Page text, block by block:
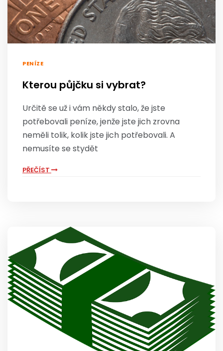
PENÍZE
Kterou půjčku si vybrat?
Určitě se už i vám někdy stalo, že jste
potřebovali peníze, jenže jste jich zrovna
neměli tolik, kolik jste jich potřebovali. A
nemusíte se stydět
PŘEČÍST